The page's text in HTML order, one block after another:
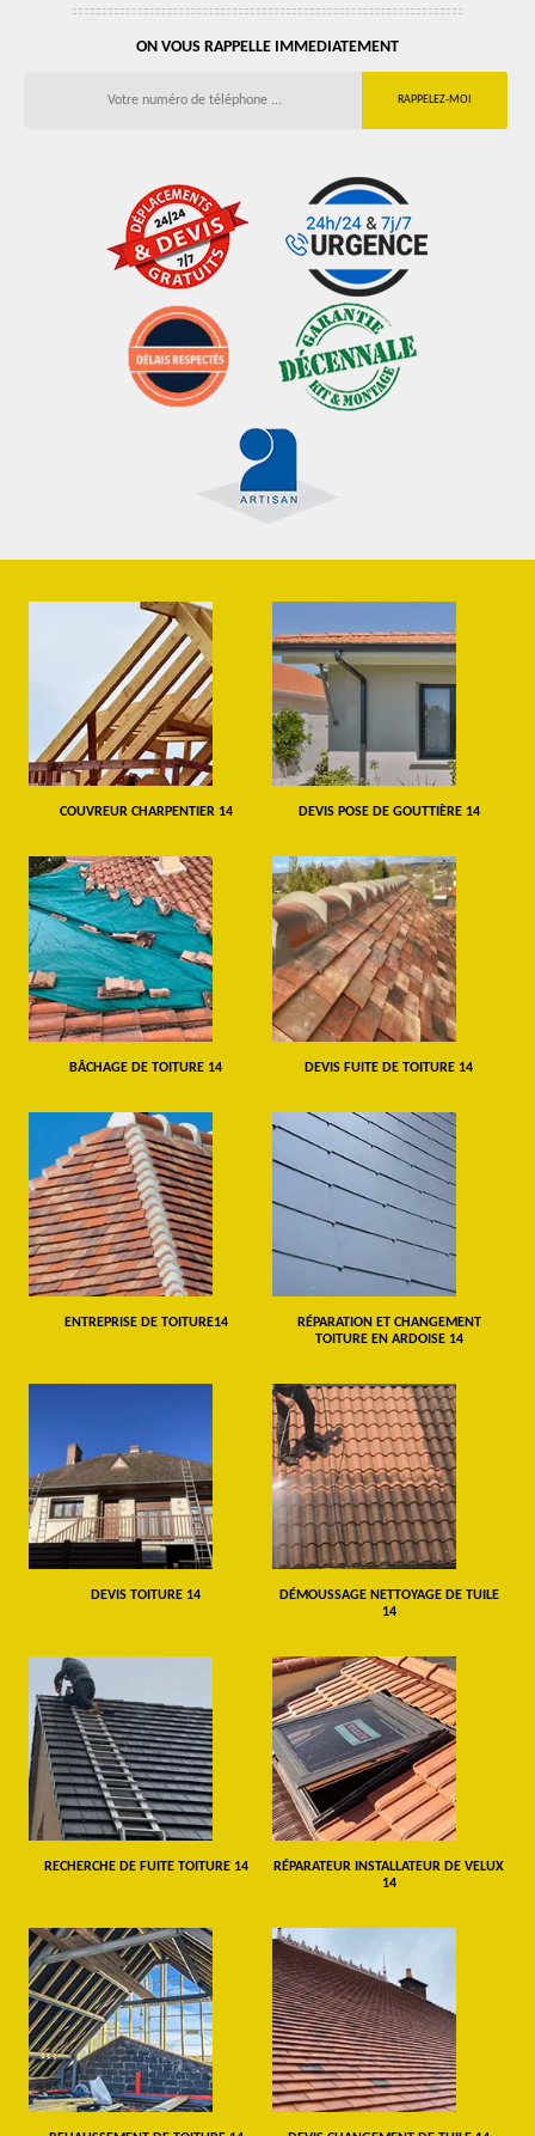
ON VOUS RAPPELLE IMMEDIATEMENT
COUVREUR CHARPENTIER 14 DEVIS POSE DE GOUTTIÈRE 14
BÂCHAGE DE TOITURE 14 DEVIS FUITE DE TOITURE 14
ENTREPRISE DE TOITURE14
RÉPARATION ET CHANGEMENT
TOITURE EN ARDOISE 14
DEVIS TOITURE 14
DÉMOUSSAGE NETTOYAGE DE TUILE
14
RECHERCHE DE FUITE TOITURE 14
RÉPARATEUR INSTALLATEUR DE VELUX
14